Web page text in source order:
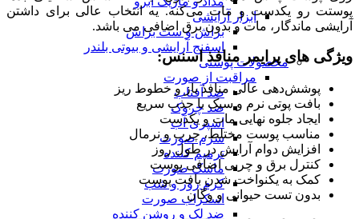
ابزار آرایشی
براش و ست براش
اسفنج آرایشی و بیوتی بلندر
محصولات پوستی
مراقبت از صورت
ضد آفتاب
ضد چروک
اسپری آب
سرم صورت
ترمیم کننده
ماسک صورت
کرم روز و شب
اسکراب صورت
ضد لک و روشن کننده
پوستت رو یکدست و مات می‌کنه. یه انتخاب عالی برای داشتن
آرایشی ماندگار، مات و بدون برق اضافی می باشد.
ویژگی های پرایمر منافذ اسنس:
پوشش‌دهی عالی منافذ باز و خطوط ریز
بافت پوتی نرم و سبک با جذب سریع
ایجاد جلوه نهایی مات و یکدست
مناسب پوست مختلط، چرب و نرمال
افزایش دوام آرایش در طول روز
کنترل برق و چربی اضافی پوست
کمک به یکنواخت شدن بافت پوست
بدون تست حیوانی و وگان